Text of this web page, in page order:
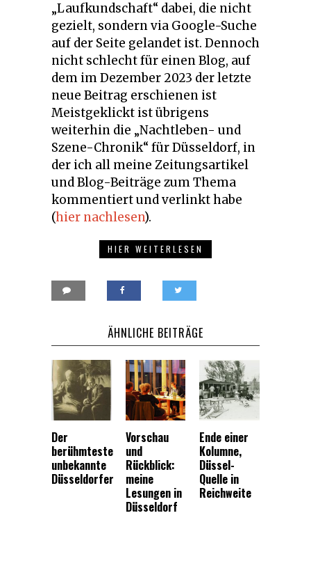
„Laufkundschaft“ dabei, die nicht
gezielt, sondern via Google-Suche
auf der Seite gelandet ist. Dennoch
nicht schlecht für einen Blog, auf
dem im Dezember 2023 der letzte
neue Beitrag erschienen ist
Meistgeklickt ist übrigens
weiterhin die „Nachtleben- und
Szene-Chronik“ für Düsseldorf, in
der ich all meine Zeitungsartikel
und Blog-Beiträge zum Thema
kommentiert und verlinkt habe
(hier nachlesen).
HIER WEITERLESEN
ÄHNLICHE BEITRÄGE
Der
berühmteste
unbekannte
Düsseldorfer
Vorschau
und
Rückblick:
meine
Lesungen in
Düsseldorf
Ende einer
Kolumne,
Düssel-
Quelle in
Reichweite